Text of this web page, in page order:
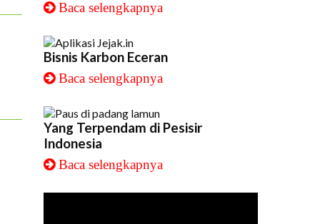
Baca selengkapnya
Bisnis Karbon Eceran
Baca selengkapnya
Yang Terpendam di Pesisir
Indonesia
Baca selengkapnya